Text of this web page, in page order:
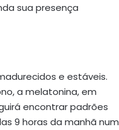
sua presença
e estáveis.
a melatonina, em
encontrar padrões
9 horas da manhã num